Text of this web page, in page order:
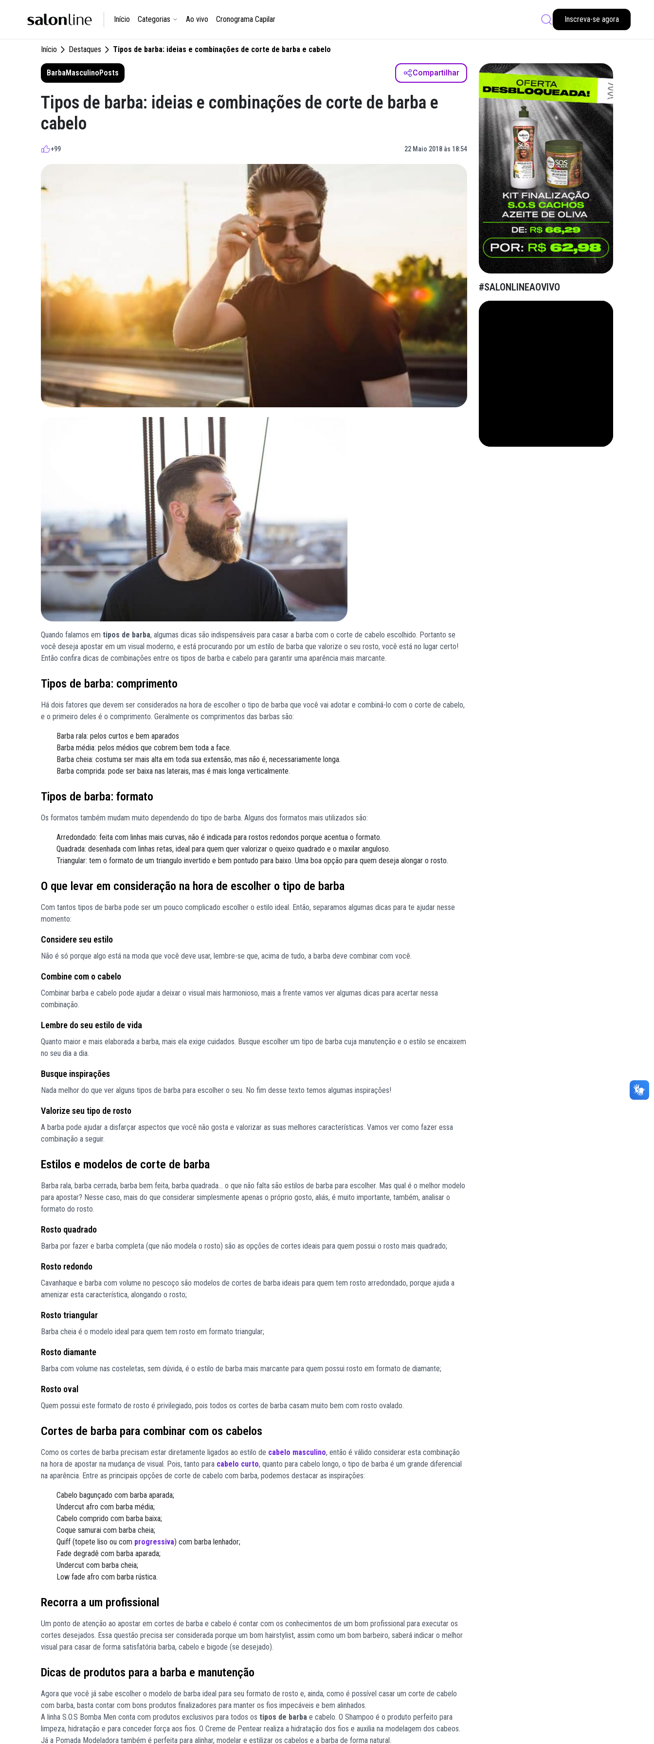
Início Categorias Ao vivo Cronograma Capilar Inscreva-se agora
Início Destaques Tipos de barba: ideias e combinações de corte de barba e cabelo
BarbaMasculinoPosts Compartilhar
Tipos de barba: ideias e combinações de corte de barba e
cabelo
+99 22 Maio 2018 às 18:54
Quando falamos em tipos de barba, algumas dicas são indispensáveis para casar a barba com o corte de cabelo escolhido. Portanto se
você deseja apostar em um visual moderno, e está procurando por um estilo de barba que valorize o seu rosto, você está no lugar certo!
Então confira dicas de combinações entre os tipos de barba e cabelo para garantir uma aparência mais marcante.
Tipos de barba: comprimento
Há dois fatores que devem ser considerados na hora de escolher o tipo de barba que você vai adotar e combiná-lo com o corte de cabelo,
e o primeiro deles é o comprimento. Geralmente os comprimentos das barbas são:
Barba rala: pelos curtos e bem aparados
Barba média: pelos médios que cobrem bem toda a face.
Barba cheia: costuma ser mais alta em toda sua extensão, mas não é, necessariamente longa.
Barba comprida: pode ser baixa nas laterais, mas é mais longa verticalmente.
Tipos de barba: formato
Os formatos também mudam muito dependendo do tipo de barba. Alguns dos formatos mais utilizados são:
Arredondado: feita com linhas mais curvas, não é indicada para rostos redondos porque acentua o formato.
Quadrada: desenhada com linhas retas, ideal para quem quer valorizar o queixo quadrado e o maxilar anguloso.
Triangular: tem o formato de um triangulo invertido e bem pontudo para baixo. Uma boa opção para quem deseja alongar o rosto.
O que levar em consideração na hora de escolher o tipo de barba
Com tantos tipos de barba pode ser um pouco complicado escolher o estilo ideal. Então, separamos algumas dicas para te ajudar nesse
momento:
Considere seu estilo
Não é só porque algo está na moda que você deve usar, lembre-se que, acima de tudo, a barba deve combinar com você.
Combine com o cabelo
Combinar barba e cabelo pode ajudar a deixar o visual mais harmonioso, mais a frente vamos ver algumas dicas para acertar nessa
combinação.
Lembre do seu estilo de vida
Quanto maior e mais elaborada a barba, mais ela exige cuidados. Busque escolher um tipo de barba cuja manutenção e o estilo se encaixem
no seu dia a dia.
Busque inspirações
Nada melhor do que ver alguns tipos de barba para escolher o seu. No fim desse texto temos algumas inspirações!
Valorize seu tipo de rosto
A barba pode ajudar a disfarçar aspectos que você não gosta e valorizar as suas melhores características. Vamos ver como fazer essa
combinação a seguir.
Estilos e modelos de corte de barba
Barba rala, barba cerrada, barba bem feita, barba quadrada… o que não falta são estilos de barba para escolher. Mas qual é o melhor modelo
para apostar? Nesse caso, mais do que considerar simplesmente apenas o próprio gosto, aliás, é muito importante, também, analisar o
formato do rosto.
Rosto quadrado
Barba por fazer e barba completa (que não modela o rosto) são as opções de cortes ideais para quem possui o rosto mais quadrado;
Rosto redondo
Cavanhaque e barba com volume no pescoço são modelos de cortes de barba ideais para quem tem rosto arredondado, porque ajuda a
amenizar esta característica, alongando o rosto;
Rosto triangular
Barba cheia é o modelo ideal para quem tem rosto em formato triangular;
Rosto diamante
Barba com volume nas costeletas, sem dúvida, é o estilo de barba mais marcante para quem possui rosto em formato de diamante;
Rosto oval
Quem possui este formato de rosto é privilegiado, pois todos os cortes de barba casam muito bem com rosto ovalado.
Cortes de barba para combinar com os cabelos
Como os cortes de barba precisam estar diretamente ligados ao estilo de cabelo masculino, então é válido considerar esta combinação
na hora de apostar na mudança de visual. Pois, tanto para cabelo curto, quanto para cabelo longo, o tipo de barba é um grande diferencial
na aparência. Entre as principais opções de corte de cabelo com barba, podemos destacar as inspirações:
Cabelo bagunçado com barba aparada;
Undercut afro com barba média;
Cabelo comprido com barba baixa;
Coque samurai com barba cheia;
Quiff (topete liso ou com progressiva) com barba lenhador;
Fade degradê com barba aparada;
Undercut com barba cheia;
Low fade afro com barba rústica.
Recorra a um profissional
Um ponto de atenção ao apostar em cortes de barba e cabelo é contar com os conhecimentos de um bom profissional para executar os
cortes desejados. Essa questão precisa ser considerada porque um bom hairstylist, assim como um bom barbeiro, saberá indicar o melhor
visual para casar de forma satisfatória barba, cabelo e bigode (se desejado).
Dicas de produtos para a barba e manutenção
Agora que você já sabe escolher o modelo de barba ideal para seu formato de rosto e, ainda, como é possível casar um corte de cabelo
com barba, basta contar com bons produtos finalizadores para manter os fios impecáveis e bem alinhados.
A linha S.O.S Bomba Men conta com produtos exclusivos para todos os tipos de barba e cabelo. O Shampoo é o produto perfeito para
limpeza, hidratação e para conceder força aos fios. O Creme de Pentear realiza a hidratação dos fios e auxilia na modelagem dos cabeos.
Já a Pomada Modeladora também é perfeita para alinhar, modelar e estilizar os cabelos e a barba de forma natural.
#SALONLINEAOVIVO